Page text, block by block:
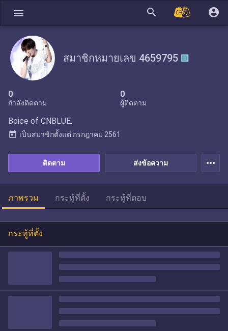
menu search account_circle
สมาชิกหมายเลข 4659795
0
กำลังติดตาม
0
ผู้ติดตาม
ส่งข้อความ
ติดตาม
Boice of CNBLUE.
today เป็นสมาชิกตั้งแต่ กรกฎาคม 2561
more_horiz
ภาพรวม กระทู้ที่ตั้ง กระทู้ที่ตอบ
กระทู้ที่ตั้ง